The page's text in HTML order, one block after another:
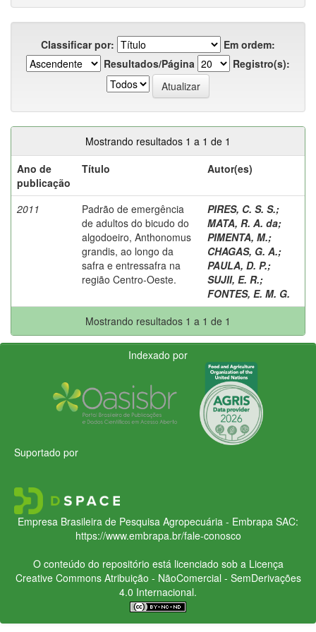
Classificar por:
Em ordem:
Resultados/Página
Registro(s):
Mostrando resultados 1 a 1 de 1
Ano de
publicação
Título Autor(es)
2011
Padrão de emergência
de adultos do bicudo do
algodoeiro, Anthonomus
grandis, ao longo da
safra e entressafra na
região Centro-Oeste.
PIRES, C. S. S.;
MATA, R. A. da;
PIMENTA, M.;
CHAGAS, G. A.;
PAULA, D. P.;
SUJII, E. R.;
FONTES, E. M. G.
Mostrando resultados 1 a 1 de 1
Indexado por
Suportado por
Empresa Brasileira de Pesquisa Agropecuária - Embrapa SAC:
https://www.embrapa.br/fale-conosco
O conteúdo do repositório está licenciado sob a Licença
Creative CommonsAtribuição - NãoComercial - SemDerivações
4.0 Internacional.